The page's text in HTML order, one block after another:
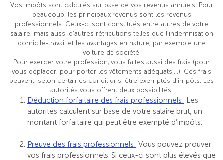
Vos impôts sont calculés sur base de vos revenus annuels. Pour
beaucoup, les principaux revenus sont les revenus
professionnels. Ceux-ci sont constitués entre autres de votre
salaire, mais aussi d’autres rétributions telles que l’indemnisation
domicile-travail et les avantages en nature, par exemple une
voiture de société.
Pour exercer votre profession, vous faites aussi des frais (pour
vous déplacer, pour porter les vêtements adéquats,...). Ces frais
peuvent, selon certaines conditions, être exemptés d’impôts. Les
autorités vous offrent deux possibilités:
Déduction forfaitaire des frais professionnels: Les
autorités calculent sur base de votre salaire brut, un
montant forfaitaire qui peut être exempté d’impôts.
Preuve des frais professionnels: Vous pouvez prouver
vos frais professionnels. Si ceux-ci sont plus élevés que